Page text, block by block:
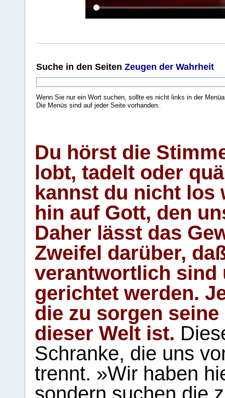
Suche in den Seiten Zeugen der Wahrheit
Wenn Sie nur ein Wort suchen, sollte es nicht links in der
Die Menüs sind auf jeder Seite vorhanden.
Du hörst die
lobt, tadelt oder
kannst du nicht los
hin auf Gott, den
Daher lässt das
Zweifel darüber,
verantwortlich sind
gerichtet werden.
die zu sorgen
dieser Welt ist.
Schranke, die uns
trennt. »Wir haben
sondern suchen die